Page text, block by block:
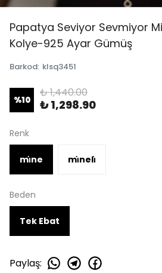
Papatya Seviyor Sevmiyor
Kolye-925 Ayar Gümüş
Barkod: klsq3451
%10
₺ 1,440.00
₺ 1,298.90
Renk
mi̇ne mi̇neli̇
Beden
Tek Ebat
Paylaş: